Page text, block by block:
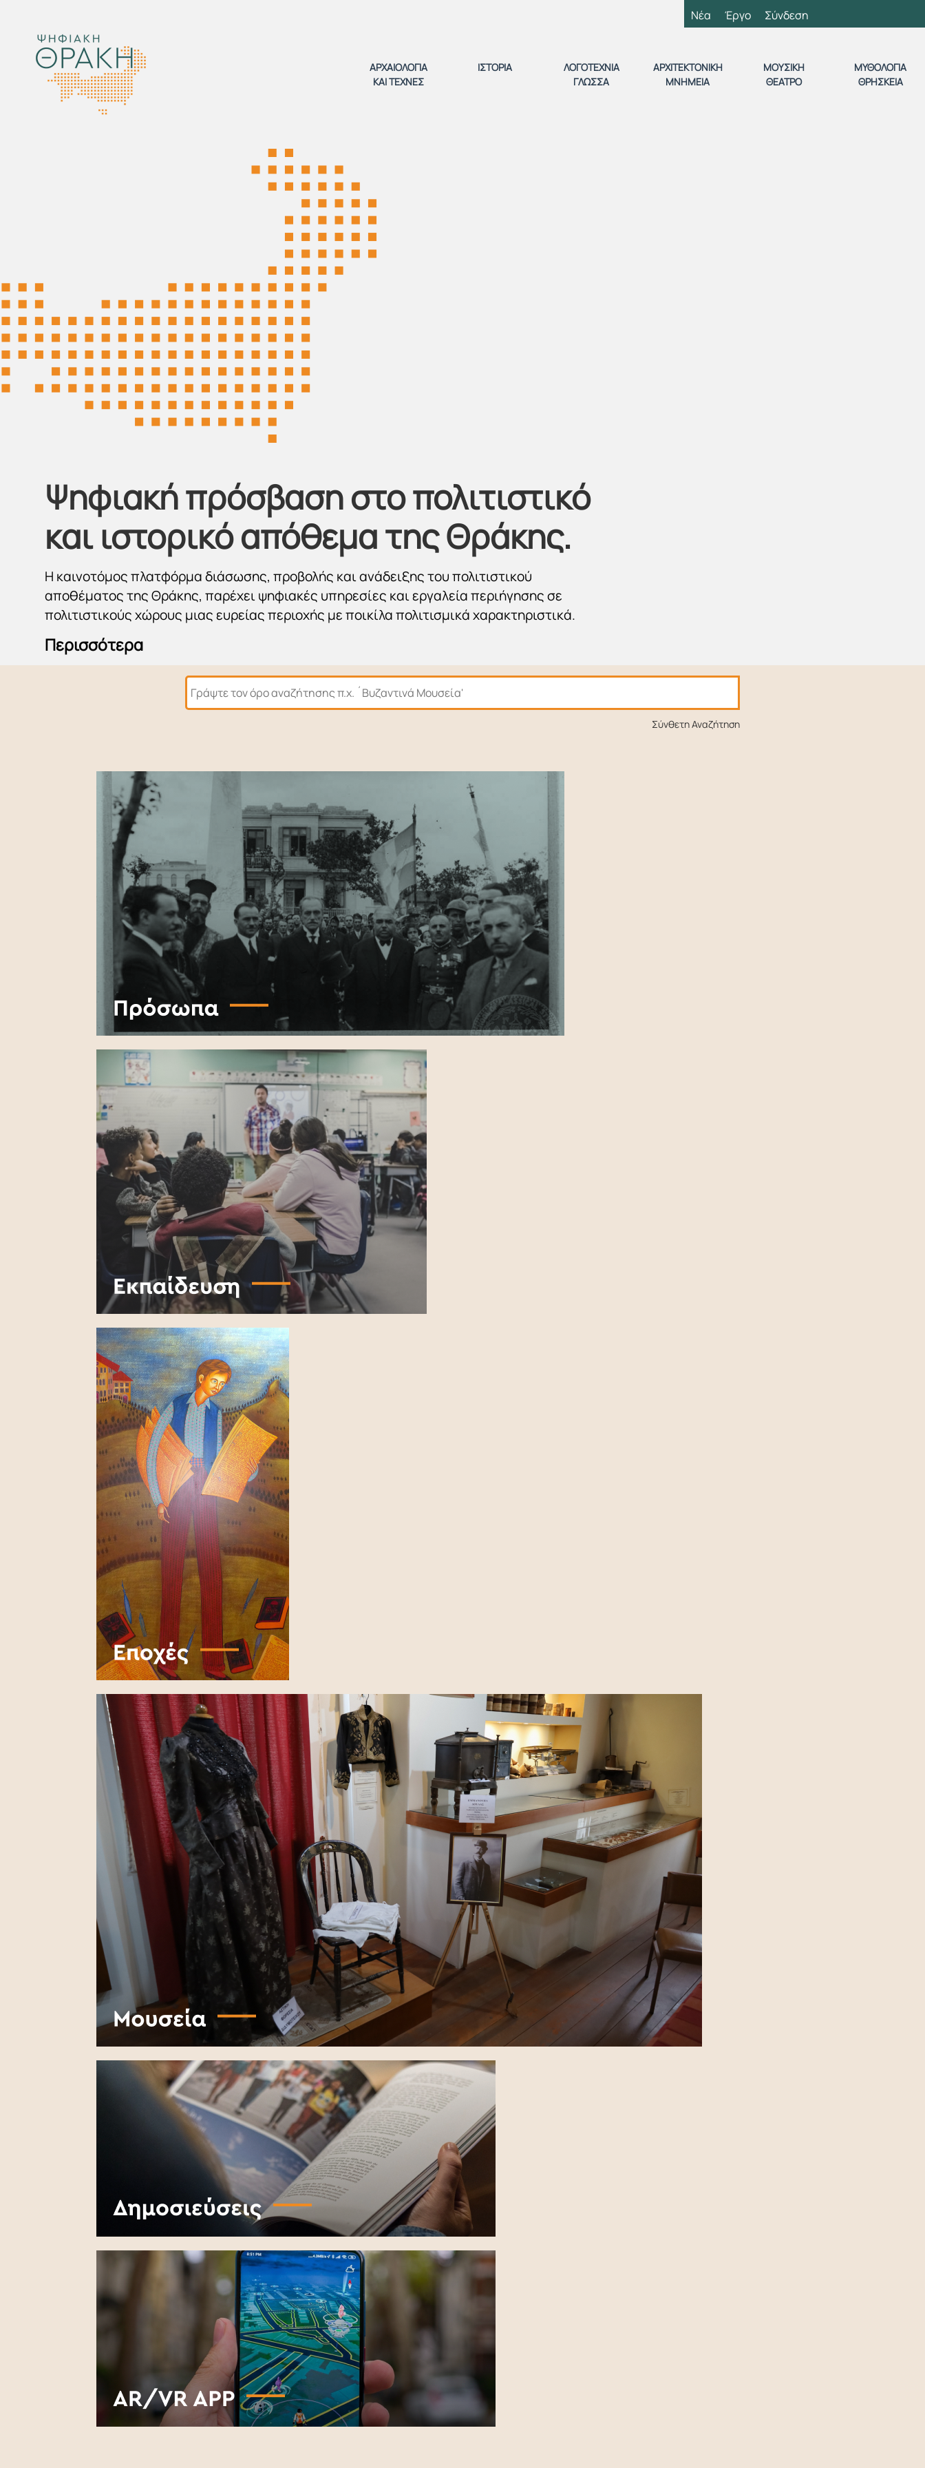
Νέα Έργο Σύνδεση
ΑΡΧΑΙΟΛΟΓΙΑ
ΚΑΙ ΤΕΧΝΕΣ
ΙΣΤΟΡΙΑ
ΛΟΓΟΤΕΧΝΙΑ
ΓΛΩΣΣΑ
ΑΡΧΙΤΕΚΤΟΝΙΚΗ
ΜΝΗΜΕΙΑ
ΜΟΥΣΙΚΗ
ΘΕΑΤΡΟ
ΜΥΘΟΛΟΓΙΑ
ΘΡΗΣΚΕΙΑ
Ψηφιακή πρόσβαση στο πολιτιστικό
και ιστορικό απόθεμα της Θράκης.
Η καινοτόμος πλατφόρμα διάσωσης, προβολής και ανάδειξης του πολιτιστικού
αποθέματος της Θράκης, παρέχει ψηφιακές υπηρεσίες και εργαλεία περιήγησης σε
πολιτιστικούς χώρους μιας ευρείας περιοχής με ποικίλα πολιτισμικά χαρακτηριστικά.
Περισσότερα
Σύνθετη Αναζήτηση